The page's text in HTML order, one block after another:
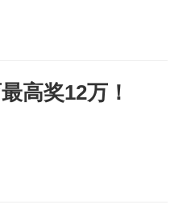
高奖12万！